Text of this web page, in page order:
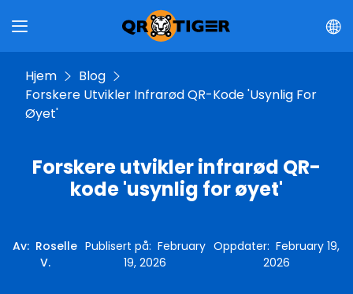
Hjem
Blog
Forskere Utvikler Infrarød QR-Kode 'usynlig For
Øyet'
Forskere utvikler infrarød QR-
kode 'usynlig for øyet'
Av: Roselle
V.
Publisert på: February
19, 2026
Oppdater:February 19,
2026